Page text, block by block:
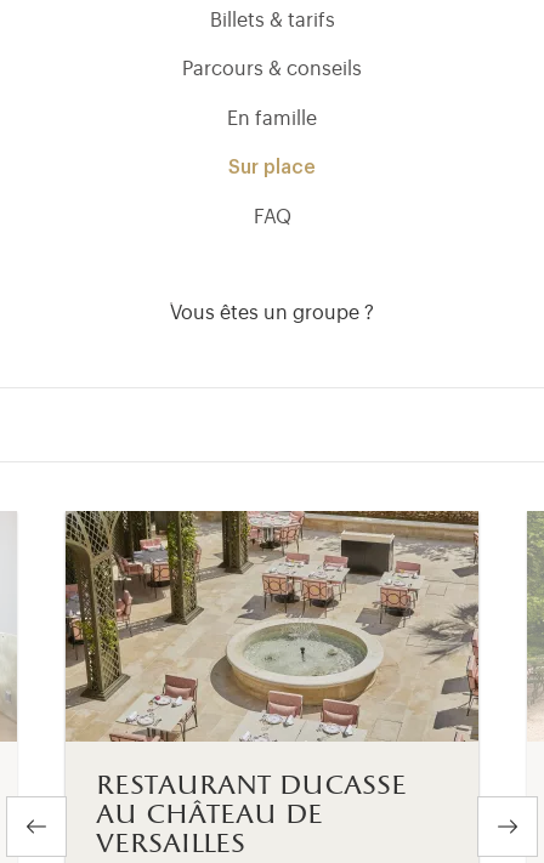
Billets & tarifs
Parcours & conseils
En famille
Sur place
FAQ
Vous êtes un groupe ?
restaurant ducasse
au château de
versailles